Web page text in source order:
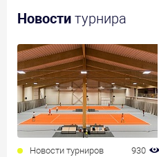
Новости турнира
Новости турниров 930